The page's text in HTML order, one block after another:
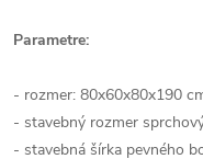
Parametre:
- rozmer: 80x60x80x190
- stavebný rozmer
- stavebná šírka pevného